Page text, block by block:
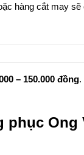
hàng cắt may
– 150.000 đồng.
phục